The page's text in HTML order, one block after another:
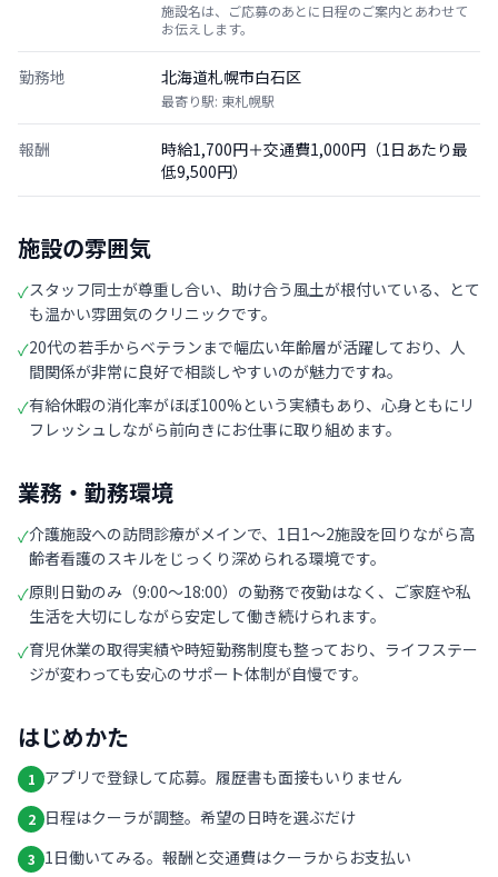
施設名は、ご応募のあとに日程のご案内とあわせて
お伝えします。
勤務地 北海道札幌市白石区
最寄り駅: 東札幌駅
報酬
時給1,700円＋交通費1,000円（1日あたり最
低9,500円）
施設の雰囲気
✓スタッフ同士が尊重し合い、助け合う風土が根付いている、とて
も温かい雰囲気のクリニックです。
✓20代の若手からベテランまで幅広い年齢層が活躍しており、人
間関係が非常に良好で相談しやすいのが魅力ですね。
✓有給休暇の消化率がほぼ100%という実績もあり、心身ともにリ
フレッシュしながら前向きにお仕事に取り組めます。
業務・勤務環境
✓介護施設への訪問診療がメインで、1日1〜2施設を回りながら高
齢者看護のスキルをじっくり深められる環境です。
✓原則日勤のみ（9:00〜18:00）の勤務で夜勤はなく、ご家庭や私
生活を大切にしながら安定して働き続けられます。
✓育児休業の取得実績や時短勤務制度も整っており、ライフステー
ジが変わっても安心のサポート体制が自慢です。
はじめかた
1 アプリで登録して応募。履歴書も面接もいりません
2 日程はクーラが調整。希望の日時を選ぶだけ
3 1日働いてみる。報酬と交通費はクーラからお支払い